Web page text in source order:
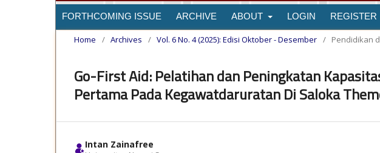
FORTHCOMING ISSUE ARCHIVE ABOUT LOGIN REGISTER
Home / Archives / Vol. 6 No. 4 (2025): Edisi Oktober - Desember / Pendidikan
Go-First Aid: Pelatihan dan Peningkatan
Pertama Pada Kegawatdaruratan Di Saloka
Intan Zainafree